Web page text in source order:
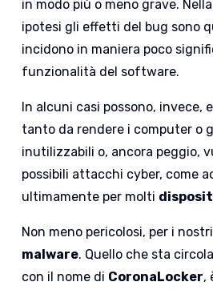
in modo più o meno grave.
ipotesi gli effetti del bug sono
incidono in maniera poco
funzionalità del software.
In alcuni casi possono, invece,
tanto da rendere i computer o
inutilizzabili o, ancora peggio,
possibili attacchi cyber, come
ultimamente per molti
Non meno pericolosi, per i
malware. Quello che sta
con il nome di CoronaLocker,